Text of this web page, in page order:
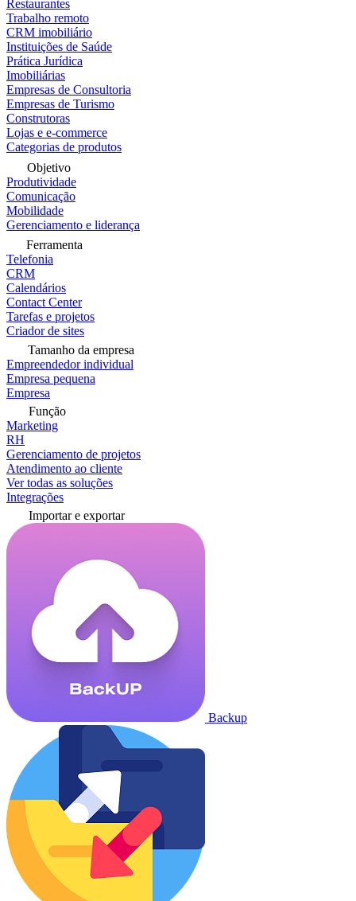
Restaurantes
Trabalho remoto
CRM imobiliário
Instituições de Saúde
Prática Jurídica
Imobiliárias
Empresas de Consultoria
Empresas de Turismo
Construtoras
Lojas e e-commerce
Categorias de produtos
Objetivo
Produtividade
Comunicação
Mobilidade
Gerenciamento e liderança
Ferramenta
Telefonia
CRM
Calendários
Contact Center
Tarefas e projetos
Criador de sites
Tamanho da empresa
Empreendedor individual
Empresa pequena
Empresa
Função
Marketing
RH
Gerenciamento de projetos
Atendimento ao cliente
Ver todas as soluções
Integrações
Importar e exportar
Backup